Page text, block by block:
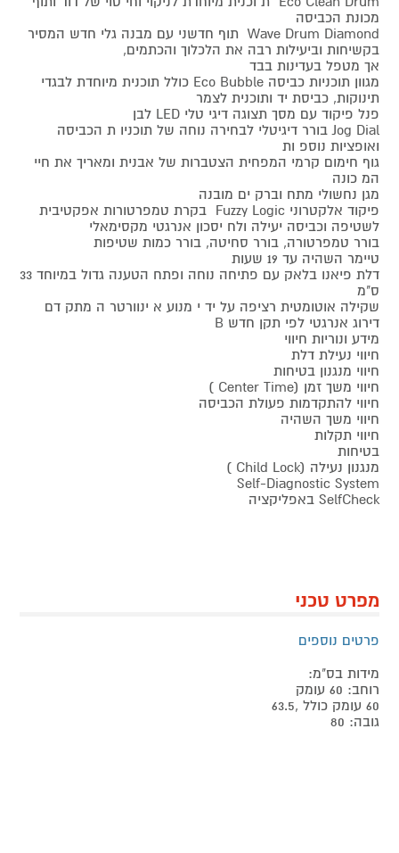
מכונת הכביסה
Wave Drum Diamond תוף חדשני עם מבנה גלי חדש המסיר
בקשיחות וביעילות רבה את הלכלוך והכתמים,
אך מטפל בעדינות בבד
מגוון תוכניות כביסה Eco Bubble כולל תוכנית מיוחדת לבגדי
תינוקות, כביסת יד ותוכנית לצמר
פנל פיקוד עם מסך תצוגה דיגי טלי LED לבן
Jog Dial בורר דיגיטלי לבחירה נוחה של תוכניו ת הכביסה
ואופציות נוספ ות
גוף חימום קרמי המפחית הצטברות של אבנית ומאריך את חיי
המ כונה
מגן נחשולי מתח וברק ים מובנה
פיקוד אלקטרוני Fuzzy Logic בקרת טמפרטורות אפקטיבית
לשטיפה וכביסה יעילה ולח יסכון אנרגטי מקסימאלי
בורר טמפרטורה, בורר סחיטה, בורר כמות שטיפות
טיימר השהיה עד 19 שעות
דלת פיאנו בלאק עם פתיחה נוחה ופתח הטענה גדול במיוחד 33
ס"מ
שקילה אוטומטית רציפה על יד י מנוע א ינוורטר ה מתק דם
דירוג אנרגטי לפי תקן חדש B
מידע ונוריות חיווי
חיווי נעילת דלת
חיווי מנגנון בטיחות
חיווי משך זמן (Center Time )
חיווי להתקדמות פעולת הכביסה
חיווי משך השהיה
חיווי תקלות
בטיחות
מנגנון נעילה (Child Lock )
Self-Diagnostic System
SelfCheck באפליקציה
מפרט טכני
פרטים נוספים
מידות בס"מ:
רוחב: 60 עומק
60 עומק כולל ,63.5
גובה: 80